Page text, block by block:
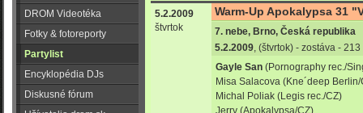
DROM Videotéka
Fotky & fotoreporty
Partylist
Encyklopédia DJs
Diskusné fórum
5.2.2009
štvrtok
Warm-Up Apokalypsa 31
7. nebe, Brno, Česká republika
5.2.2009, (štvrtok) - zostáva -
Gayle San (Pornography rec./
Misa Salacova (Kne´deep Berlin/
Michal Poliak (Legis rec./CZ)
Jerry (Apokalypsa/CZ)